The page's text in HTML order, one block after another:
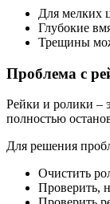
Для мелких
Глубокие
Трещины
Проблема с
Рейки и ролики –
полностью
Для решения
Очистить
Проверить,